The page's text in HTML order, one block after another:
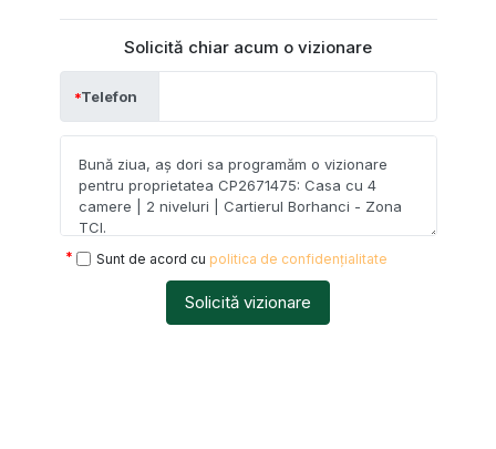
Solicită chiar acum o vizionare
Telefon
Sunt de acord cu politica de confidențialitate
Solicită vizionare